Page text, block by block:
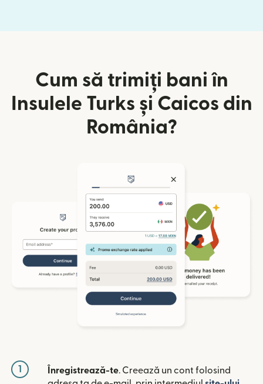
Cum să trimiți bani în
Insulele Turks și Caicos din
România?
1 Înregistrează-te. Creează un cont folosind